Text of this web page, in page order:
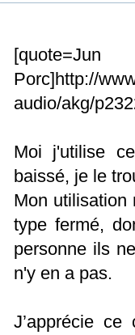
Porc]http://
audio/akg/
Moi j'utilise
baissé, je le
Mon utilisation
type fermé,
personne ils
n'y en a pas.
J’apprécie